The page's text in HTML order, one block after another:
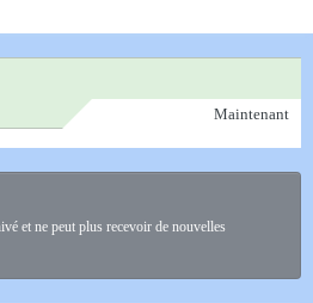
Maintenant
et ne peut plus recevoir de nouvelles